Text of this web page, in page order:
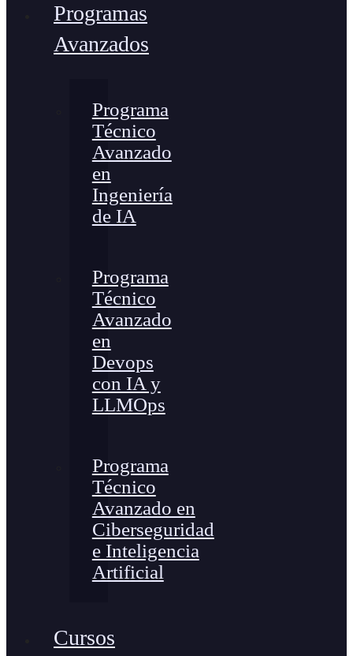
Programas
Avanzados
Programa
Técnico
Avanzado
en
Ingeniería
de IA
Programa
Técnico
Avanzado
en
Devops
con IA y
LLMOps
Programa
Técnico
Avanzado en
Ciberseguridad
e Inteligencia
Artificial
Cursos